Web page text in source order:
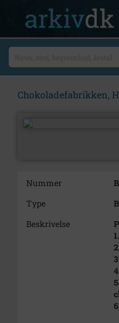
Chokoladefabrikken,
Nummer
Type
Beskrivelse